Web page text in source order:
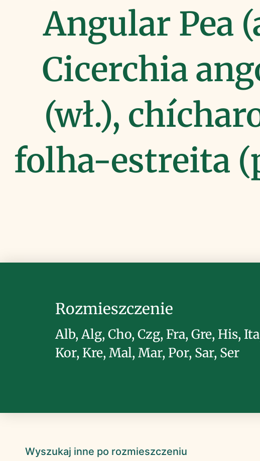
Angular Pea
Cicerchia
(wł.),
folha-estreita
Rozmieszczenie
Alb, Alg, Cho, Czg, Fra, Gre, His,
Kor, Kre, Mal, Mar, Por, Sar, Ser
Wyszukaj inne po rozmieszczeniu